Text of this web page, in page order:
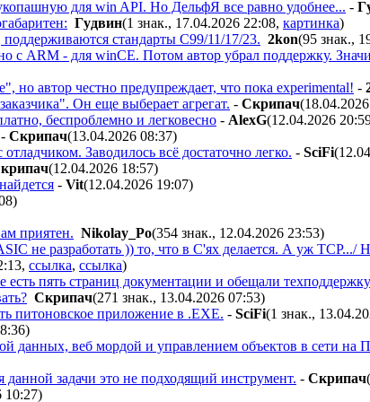
для win API. Но ДельфЯ все равно удобнее... -
Гyдвин(1 знак., 17.04.2026 22:08, картинка)
стандарты C99/11/17/23. 2kon(95 знак.,
с ARM - для winCE. Потом автор убрал поддержку.
но автор честно предупреждает, что пока experimental! -
Он еще выберает агрегат. - Cкpипaч
беспроблемно и легковесно - AlexG(12.04.2026
- Cкpипaч(13.04.2026 08:37)
Заводилось всё достаточно легко. - SciFi
(12.04.2026 18:57)
- Vit(12.04.2026 19:07)
)
приятен. Nikolay_Po(354 знак., 12.04.2026 23:53)
не разработать )) то, что в С'ях делается. А уж
, ссылка, ссылка)
есть пять страниц документации и обещали
Cкpипaч(271 знак., 13.04.2026 07:53)
питоновское приложение в .EXE. - SciFi(1 знак.,
)
данных, веб мордой и управлением объектов в сети на
данной задачи это не подходящий инструмент. - Cкpипaч
10:27)